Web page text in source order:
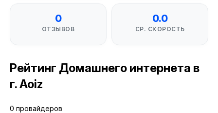
0
ОТЗЫВОВ
0.0
СР. СКОРОСТЬ
Рейтинг Домашнего интернета в
г. Aoiz
0 провайдеров